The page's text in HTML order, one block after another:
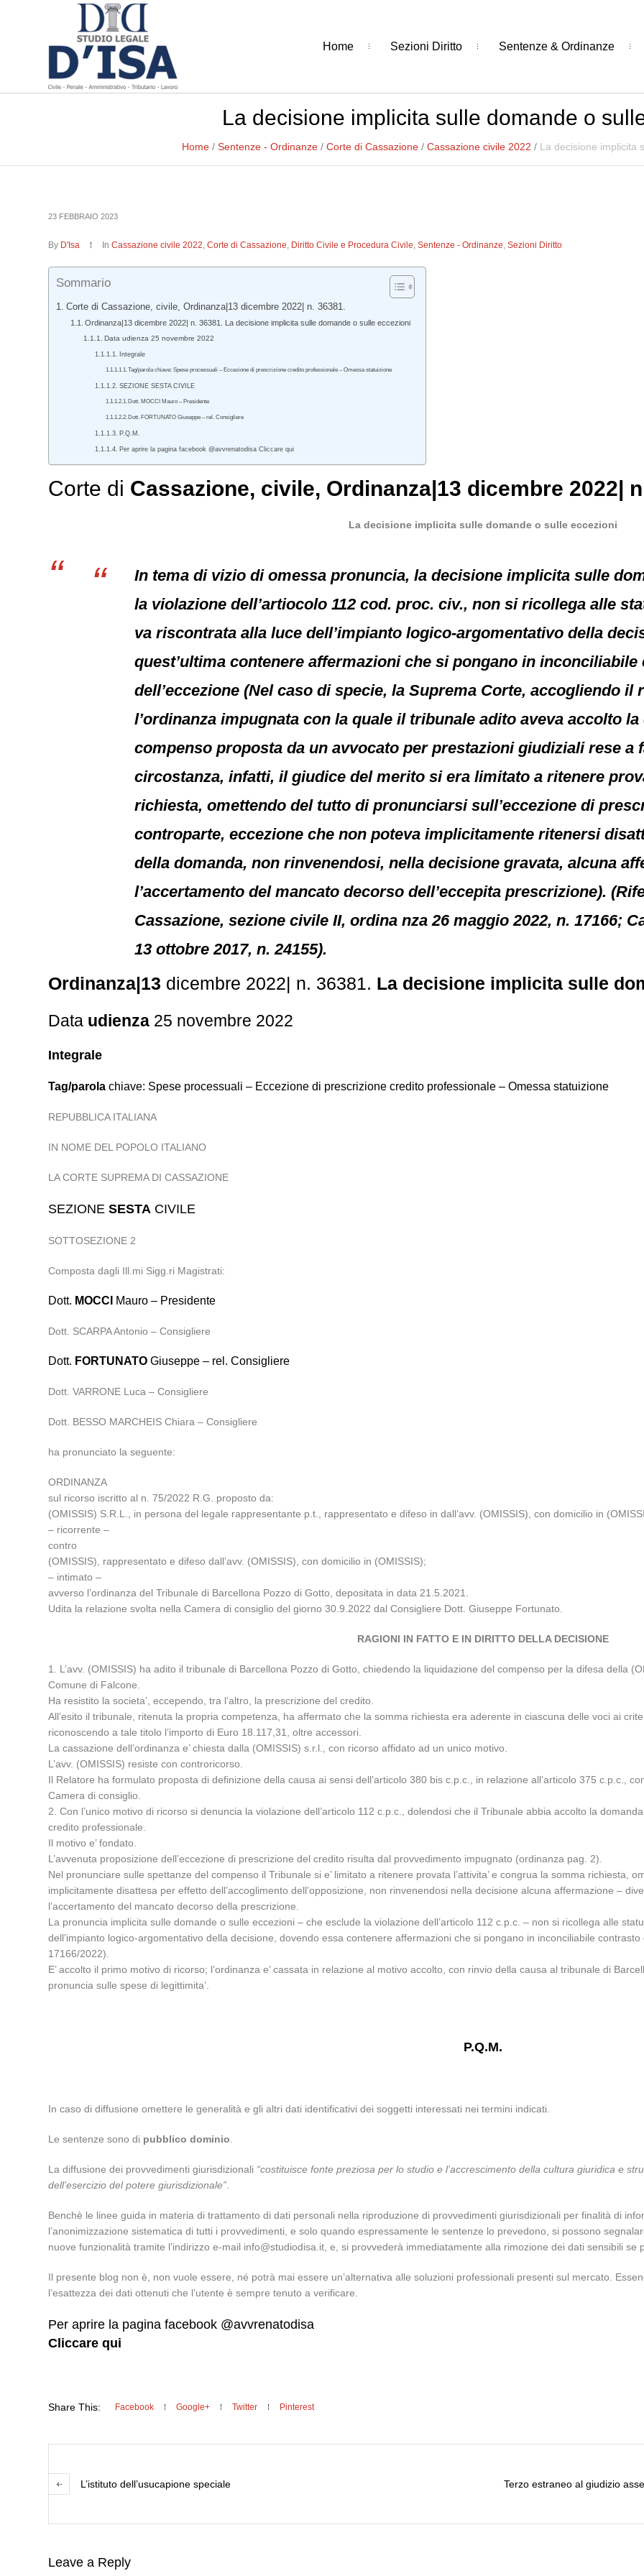
Home Sezioni Diritto Sentenze & Ordinanze
La decisione implicita sulle domande o
Home / Sentenze - Ordinanze / Corte di Cassazione / Cassazione civile 2022 / La decisione implicita
23 FEBBRAIO 2023
By D'Isa InCassazione civile 2022,Corte di Cassazione, Diritto Civile e Procedura Civile,Sentenze - Ordinanze,Sezioni Diritto
Sommario
Corte di Cassazione, civile, Ordinanza|13 dicembre 2022| n. 36381.
Ordinanza|13 dicembre 2022| n. 36381. La decisione implicita sulle domande o sulle eccezioni
Data udienza 25 novembre 2022
Integrale
Tag/parola chiave: Spese processuali – Eccezione di prescrizione credito professionale – Omessa statuizione
SEZIONE SESTA CIVILE
Dott. MOCCI Mauro – Presidente
Dott. FORTUNATO Giuseppe – rel. Consigliere
P.Q.M.
Per aprire la pagina facebook @avvrenatodisa Cliccare qui
Corte di Cassazione, civile, Ordinanza|13 dicembre 2022|
La decisione implicita sulle domande o sulle eccezioni
In tema di vizio di omessa pronuncia, la decisione implicita sulle
la violazione dell’artiocolo 112 cod. proc. civ., non si ricollega alle
va riscontrata alla luce dell’impianto logico-argomentativo della
quest’ultima contenere affermazioni che si pongano in
dell’eccezione (Nel caso di specie, la Suprema Corte, accogliendo
l’ordinanza impugnata con la quale il tribunale adito aveva accolto
compenso proposta da un avvocato per prestazioni giudiziali rese
circostanza, infatti, il giudice del merito si era limitato a ritenere
richiesta, omettendo del tutto di pronunciarsi sull’eccezione di
controparte, eccezione che non poteva implicitamente ritenersi
della domanda, non rinvenendosi, nella decisione gravata, alcuna
l’accertamento del mancato decorso dell’eccepita prescrizione).
Cassazione, sezione civile II, ordina nza 26 maggio 2022, n. 17166;
13 ottobre 2017, n. 24155).
Ordinanza|13 dicembre 2022| n. 36381. La decisione implicita sulle
Data udienza 25 novembre 2022
Integrale
Tag/parola chiave: Spese processuali – Eccezione di prescrizione credito professionale – Omessa statuizione
REPUBBLICA ITALIANA
IN NOME DEL POPOLO ITALIANO
LA CORTE SUPREMA DI CASSAZIONE
SEZIONESESTA CIVILE
SOTTOSEZIONE 2
Composta dagli Ill.mi Sigg.ri Magistrati:
Dott. MOCCI Mauro – Presidente
Dott. SCARPA Antonio – Consigliere
Dott. FORTUNATO Giuseppe – rel. Consigliere
Dott. VARRONE Luca – Consigliere
Dott. BESSO MARCHEIS Chiara – Consigliere
ha pronunciato la seguente:
ORDINANZA
sul ricorso iscritto al n. 75/2022 R.G. proposto da:
(OMISSIS) S.R.L., in persona del legale rappresentante p.t., rappresentato e difeso in dall’avv. (OMISSIS), con domicilio in
– ricorrente –
contro
(OMISSIS), rappresentato e difeso dall’avv. (OMISSIS), con domicilio in (OMISSIS);
– intimato –
avverso l’ordinanza del Tribunale di Barcellona Pozzo di Gotto, depositata in data 21.5.2021.
Udita la relazione svolta nella Camera di consiglio del giorno 30.9.2022 dal Consigliere Dott. Giuseppe Fortunato.
RAGIONI IN FATTO E IN DIRITTO DELLA DECISIONE
1. L’avv. (OMISSIS) ha adito il tribunale di Barcellona Pozzo di Gotto, chiedendo la liquidazione del compenso per la difesa della
Comune di Falcone.
Ha resistito la societa’, eccependo, tra l’altro, la prescrizione del credito.
All’esito il tribunale, ritenuta la propria competenza, ha affermato che la somma richiesta era aderente in ciascuna delle voci ai
riconoscendo a tale titolo l’importo di Euro 18.117,31, oltre accessori.
La cassazione dell’ordinanza e’ chiesta dalla (OMISSIS) s.r.l., con ricorso affidato ad un unico motivo.
L’avv. (OMISSIS) resiste con controricorso.
Il Relatore ha formulato proposta di definizione della causa ai sensi dell’articolo 380 bis c.p.c., in relazione all’articolo 375 c.p.c.,
Camera di consiglio.
2. Con l’unico motivo di ricorso si denuncia la violazione dell’articolo 112 c.p.c., dolendosi che il Tribunale abbia accolto la
credito professionale.
Il motivo e’ fondato.
L’avvenuta proposizione dell’eccezione di prescrizione del credito risulta dal provvedimento impugnato (ordinanza pag. 2).
Nel pronunciare sulle spettanze del compenso il Tribunale si e’ limitato a ritenere provata l’attivita’ e congrua la somma richiesta,
implicitamente disattesa per effetto dell’accoglimento dell’opposizione, non rinvenendosi nella decisione alcuna affermazione –
l’accertamento del mancato decorso della prescrizione.
La pronuncia implicita sulle domande o sulle eccezioni – che esclude la violazione dell’articolo 112 c.p.c. – non si ricollega alle
dell’impianto logico-argomentativo della decisione, dovendo essa contenere affermazioni che si pongano in inconciliabile
17166/2022).
E’ accolto il primo motivo di ricorso; l’ordinanza e’ cassata in relazione al motivo accolto, con rinvio della causa al tribunale di
pronuncia sulle spese di legittimita’.
P.Q.M.
In caso di diffusione omettere le generalità e gli altri dati identificativi dei soggetti interessati nei termini indicati.
Le sentenze sono di pubblico dominio
La diffusione dei provvedimenti giurisdizionali “costituisce fonte preziosa per lo studio e l’accrescimento della cultura giuridica e
dell’esercizio del potere giurisdizionale”
Benchè le linee guida in materia di trattamento di dati personali nella riproduzione di provvedimenti giurisdizionali per finalità di
l’anonimizzazione sistematica di tutti i provvedimenti, e solo quando espressamente le sentenze lo prevedono, si possono
nuove funzionalità tramite l’indirizzo e-mail info@studiodisa.it, e, si provvederà immediatamente alla rimozione dei dati sensibili
Il presente blog non è, non vuole essere, né potrà mai essere un’alternativa alle soluzioni professionali presenti sul mercato.
l’esattezza dei dati ottenuti che l’utente è sempre tenuto a verificare.
Per aprire la pagina facebook @avvrenatodisa
Cliccare qui
Share This: Facebook Google+ Twitter Pinterest
Terzo estraneo al giudizio
L’istituto dell’usucapione speciale
Leave a Reply